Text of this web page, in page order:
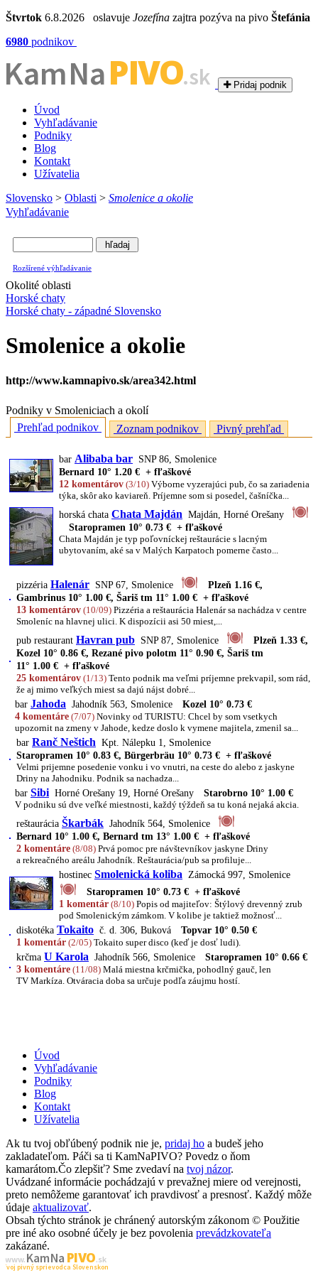
Štvrtok 6.8.2026 oslavuje Jozefína zajtra pozýva na pivo Štefánia
6980 podnikov
Kam NaPIVO.sk Pridaj podnik
Úvod
Vyhľadávanie
Podniky
Blog
Kontakt
Užívatelia
Slovensko > Oblasti > Smolenice a okolie
Vyhľadávanie
Rozšírené výhľadávanie
Okolité oblasti
Horské chaty
Horské chaty - západné Slovensko
Smolenice a okolie
http://www.kamnapivo.sk/area342.html
Podniky v Smoleniciach a okolí
Prehľad podnikov
Zoznam podnikov Pivný prehľad
bar Alibaba bar SNP 86, Smolenice
Bernard 10° 1.20 € + fľaškové
12 komentárov (3/10) Výborne vyzerajúci pub, čo sa zariadenia
týka, skôr ako kaviareň. Príjemne som si posedel, čašníčka...
horská chata Chata Majdán Majdán, Horné Orešany
Staropramen 10° 0.73 € + fľaškové
Chata Majdán je typ poľovníckej reštaurácie s lacným
ubytovaním, aké sa v Malých Karpatoch pomerne často...
pizzéria Halenár SNP 67, Smolenice
Plzeň 1.16 €,
Gambrinus 10° 1.00 €, Šariš tm 11° 1.00 € + fľaškové
13 komentárov (10/09) Pizzéria a reštaurácia Halenár sa nachádza v centre
Smoleníc na hlavnej ulici. K dispozícii asi 50 miest,...
pub restaurant Havran pub SNP 87, Smolenice
Plzeň 1.33 €,
Kozel 10° 0.86 €, Rezané pivo polotm 11° 0.90 €, Šariš tm
11° 1.00 € + fľaškové
25 komentárov (1/13) Tento podnik ma veľmi príjemne prekvapil, som rád,
že aj mimo veľkých miest sa dajú nájst dobré...
bar Jahoda Jahodník 563, Smolenice Kozel 10° 0.73 €
4 komentáre (7/07) Novinky od TURISTU: Chcel by som vsetkych
upozornit na zmeny v Jahode, kedze doslo k vymene majitela, zmenil sa...
bar Ranč Neštich Kpt. Nálepku 1, Smolenice
Staropramen 10° 0.83 €, Bürgerbräu 10° 0.73 € + fľaškové
Velmi prijemne posedenie vonku i vo vnutri, na ceste do alebo z jaskyne
Driny na Jahodniku. Podnik sa nachadza...
bar Sibi Horné Orešany 19, Horné Orešany
Starobrno 10° 1.00 €
V podniku sú dve veľké miestnosti, každý týždeň sa tu koná nejaká akcia.
reštaurácia Škarbák Jahodník 564, Smolenice
Bernard 10° 1.00 €, Bernard tm 13° 1.00 € + fľaškové
2 komentáre (8/08) Prvá pomoc pre návštevníkov jaskyne Driny
a rekreačného areálu Jahodník. Reštaurácia/pub sa profiluje...
hostinec Smolenická koliba
Zámocká 997, Smolenice
Staropramen 10° 0.73 € + fľaškové
1 komentár (8/10) Popis od majiteľov: Štýlový drevenný zrub
pod Smolenickým zámkom. V kolibe je taktiež možnosť...
diskotéka Tokaito č. d. 306, Buková Topvar 10° 0.50 €
1 komentár (2/05) Tokaito super disco (keď je dosť ludi).
krčma U Karola Jahodník 566, Smolenice Staropramen 10° 0.66 €
3 komentáre (11/08) Malá miestna krčmička, pohodlný gauč, len
TV Markíza. Otváracia doba sa určuje podľa záujmu hostí.
Úvod
Vyhľadávanie
Podniky
Blog
Kontakt
Užívatelia
Ak tu tvoj obľúbený podnik nie je, pridaj ho a budeš jeho
zakladateľom. Páči sa ti KamNaPIVO? Povedz o ňom
kamarátom.Čo zlepšiť? Sme zvedaví na tvoj názor.
Uvádzané informácie pochádzajú v prevažnej miere od verejnosti,
preto nemôžeme garantovať ich pravdivosť a presnosť. Každý môže
údaje aktualizovať.
Obsah týchto stránok je chránený autorským zákonom © Použitie
pre iné ako osobné účely je bez povolenia prevádzkovateľa
zakázané.
www.Kam Na PIVO.sk
Tvoj pivný sprievodca Slovenskom